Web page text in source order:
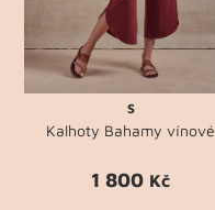
S
Kalhoty Bahamy vínové
1 800 Kč